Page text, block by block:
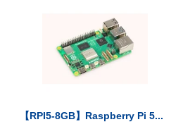
【RPI5-8GB】Raspberry Pi 5...